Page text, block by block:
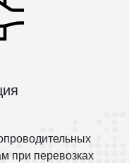
при перевозках